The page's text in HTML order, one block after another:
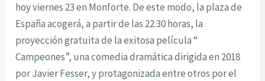
hoy viernes 23 en Monforte. De este modo, la plaza de
España acogerá, a partir de las 22.30 horas, la
proyección gratuita de la exitosa película “
Campeones”, una comedia dramática dirigida en 2018
por Javier Fesser, y protagonizada entre otros por el